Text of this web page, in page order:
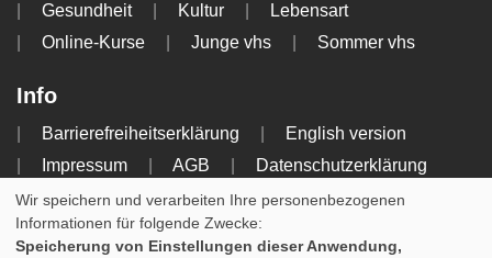
Gesundheit
Kultur
Lebensart
Online-Kurse
Junge vhs Sommer vhs
Info
Barrierefreiheitserklärung
English version
Impressum
AGB
Datenschutzerklärung
Widerrufsbelehrung
Cookie Einstellungen
Wir speichern und verarbeiten Ihre personenbezogenen
Informationen für folgende Zwecke:
Speicherung von Einstellungen dieser Anwendung,